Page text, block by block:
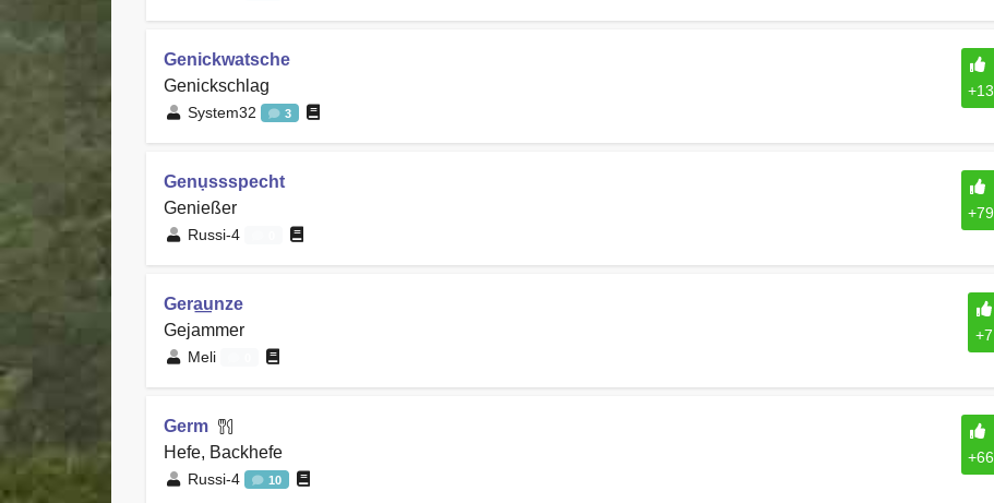
+13
Genickwatsche
Genickschlag
System32 3
+79
Genụssspecht
Genießer
Russi-4
+7
Gera͟unze
Gejammer
Meli
+66
Germ
Hefe, Backhefe
Russi-4 10